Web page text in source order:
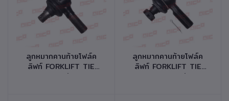
หยิบใส่ตะกร้า
ลูกหมากคานท้ายโฟล์ค
ลิฟท์ FORKLIFT TIE
ROD END รุ่น 3,5,6
หยิบใส่ตะกร้า
ลูกหมากคานท้ายโฟล์ค
ลิฟท์ FORKLIFT TIE
ROD END รุ่น